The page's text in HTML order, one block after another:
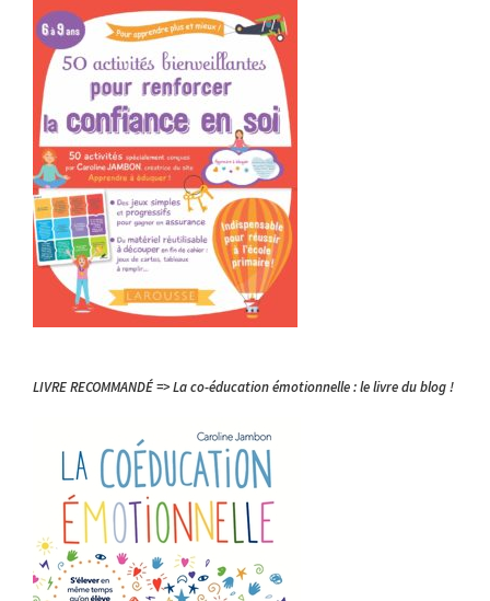
LIVRE RECOMMANDÉ => La co-éducation émotionnelle : le livre du blog !